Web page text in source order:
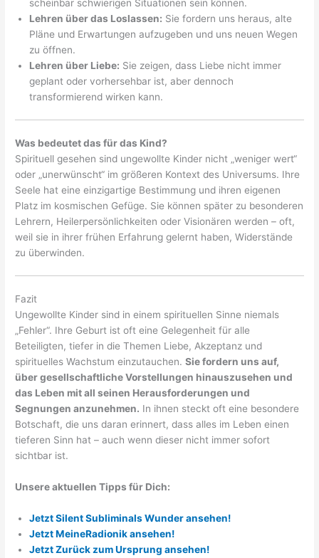
scheinbar schwierigen Situationen sein können.
Lehren über das Loslassen: Sie fordern uns heraus, alte
Pläne und Erwartungen aufzugeben und uns neuen Wegen
zu öffnen.
Lehren über Liebe: Sie zeigen, dass Liebe nicht immer
geplant oder vorhersehbar ist, aber dennoch
transformierend wirken kann.
Was bedeutet das für das Kind?
Spirituell gesehen sind ungewollte Kinder nicht „weniger wert“
oder „unerwünscht“ im größeren Kontext des Universums. Ihre
Seele hat eine einzigartige Bestimmung und ihren eigenen
Platz im kosmischen Gefüge. Sie können später zu besonderen
Lehrern, Heilerpersönlichkeiten oder Visionären werden – oft,
weil sie in ihrer frühen Erfahrung gelernt haben, Widerstände
zu überwinden.
Fazit
Ungewollte Kinder sind in einem spirituellen Sinne niemals
„Fehler“. Ihre Geburt ist oft eine Gelegenheit für alle
Beteiligten, tiefer in die Themen Liebe, Akzeptanz und
spirituelles Wachstum einzutauchen.Sie fordern uns auf,
über gesellschaftliche Vorstellungen hinauszusehen und
das Leben mit all seinen Herausforderungen und
Segnungen anzunehmen. In ihnen steckt oft eine besondere
Botschaft, die uns daran erinnert, dass alles im Leben einen
tieferen Sinn hat – auch wenn dieser nicht immer sofort
sichtbar ist.
Unsere aktuellen Tipps für Dich:
Jetzt Silent Subliminals Wunder ansehen!
Jetzt MeineRadionik ansehen!
Jetzt Zurück zum Ursprung ansehen!